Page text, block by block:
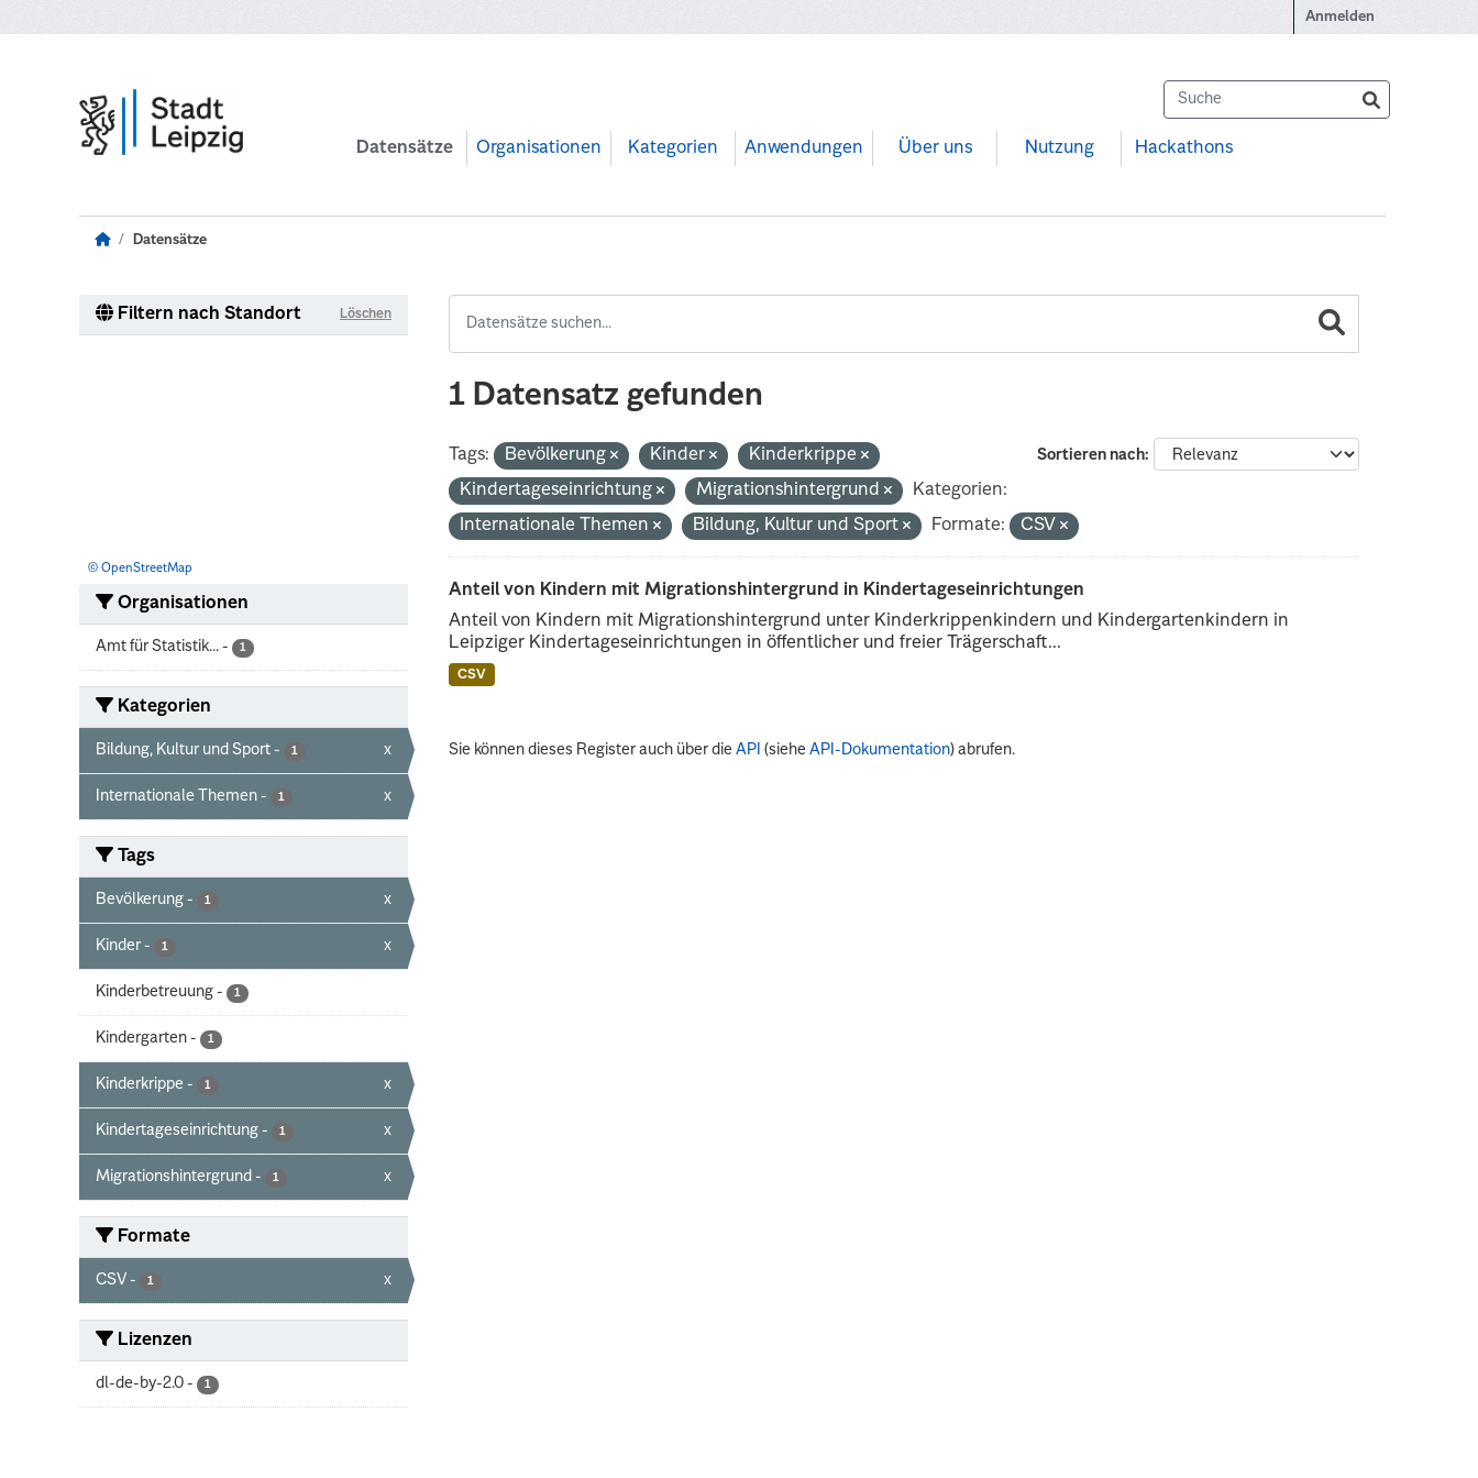
Anmelden
Datensätze Organisationen Kategorien Anwendungen Über uns Nutzung Hackathons
Datensätze
Filtern nach Standort Löschen
© OpenStreetMap
Organisationen
Amt für Statistik... - 1
Kategorien
Bildung, Kultur und Sport - 1 x
Internationale Themen - 1 x
Tags
Bevölkerung - 1 x
Kinder - 1 x
Kinderbetreuung - 1
Kindergarten - 1
Kinderkrippe - 1 x
Kindertageseinrichtung - 1 x
Migrationshintergrund - 1 x
Formate
CSV - 1 x
Lizenzen
dl-de-by-2.0 - 1
1 Datensatz gefunden
Sortieren nach
Tags: Bevölkerung Kinder
Kinderkrippe
Kindertageseinrichtung
Migrationshintergrund
Kategorien:
Internationale Themen
Bildung, Kultur und Sport Formate: CSV
Anteil von Kindern mit Migrationshintergrund in Kindertageseinrichtungen
Anteil von Kindern mit Migrationshintergrund unter Kinderkrippenkindern und Kindergartenkindern in
Leipziger Kindertageseinrichtungen in öffentlicher und freier Trägerschaft...
CSV
Sie können dieses Register auch über dieAPI (sieheAPI-Dokumentation) abrufen.